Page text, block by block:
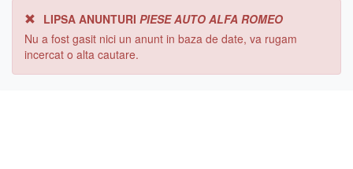
LIPSA ANUNTURI PIESE AUTO ALFA ROMEO
Nu a fost gasit nici un anunt in baza de date, va rugam
incercat o alta cautare.